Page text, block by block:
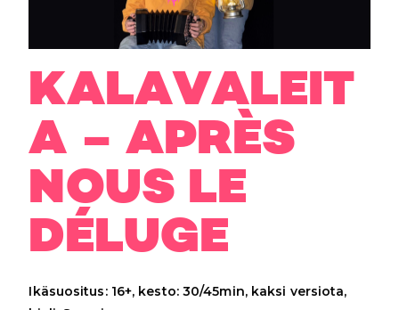
KALAVALEIT
A – APRÈS
NOUS LE
DÉLUGE
Ikäsuositus: 16+, kesto: 30/45min, kaksi versiota,